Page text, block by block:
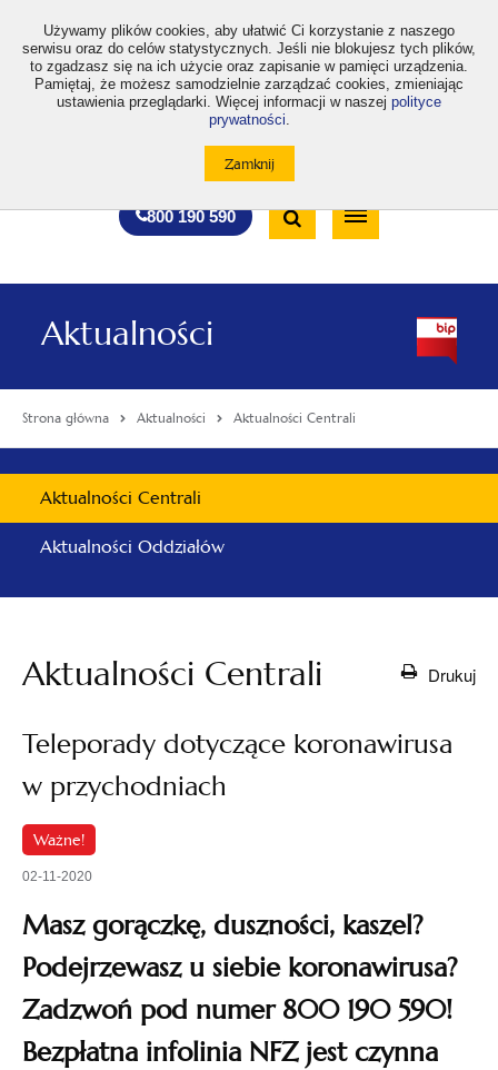
Używamy plików cookies, aby ułatwić Ci korzystanie z naszego
serwisu oraz do celów statystycznych. Jeśli nie blokujesz tych plików,
to zgadzasz się na ich użycie oraz zapisanie w pamięci urządzenia.
Pamiętaj, że możesz samodzielnie zarządzać cookies, zmieniając
ustawienia przeglądarki. Więcej informacji w naszej polityce
prywatności.
czcionkiczcionkiczcionki
A
otwiera
nowej
Bezpłatna
infolinia
800 190 590 Wyszukiwarka
Otwórz
/
Aktualności
Strona główna Aktualności Aktualności Centrali
Menu
Aktualności Centrali
Aktualności Oddziałów
Aktualności Centrali Drukuj
Teleporady dotyczące koronawirusa
w przychodniach
Ważne!
02-11-2020
Masz gorączkę, duszności, kaszel?
Podejrzewasz u siebie koronawirusa?
Zadzwoń pod numer 800 190 590!
Bezpłatna infolinia NFZ jest czynna